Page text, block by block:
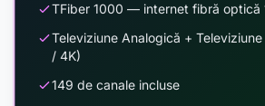
TFiber 1000 — internet fibră
Televiziune Analogică +
/ 4K)
149 de canale incluse